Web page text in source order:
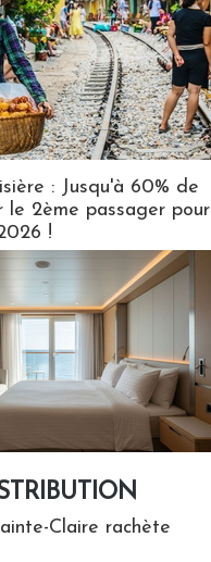
: Jusqu'à 60% de
le 2ème passager pour
!
Claire rachète